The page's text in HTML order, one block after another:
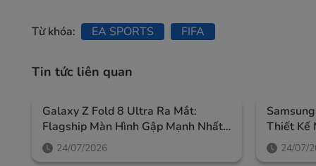
Từ khóa: EA SPORTS FIFA
Tin tức liên quan
Galaxy Z Fold 8 Ultra Ra Mắt:
Flagship Màn Hình Gập Mạnh Nhất
Của Samsung, Giá Từ 52,99 Triệu
Đồng
24/07/2026
Thiết Kế
Lớn Và
24/07/